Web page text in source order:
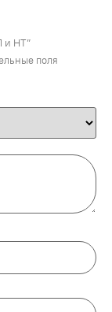
и НТ”
поля